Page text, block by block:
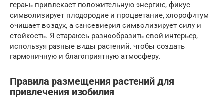
герань привлекает положительную энергию, фикус
символизирует плодородие и процветание, хлорофитум
очищает воздух, а сансевиерия символизирует силу и
стойкость. Я стараюсь разнообразить свой интерьер,
используя разные виды растений, чтобы создать
гармоничную и благоприятную атмосферу.
Правила размещения растений для
привлечения изобилия